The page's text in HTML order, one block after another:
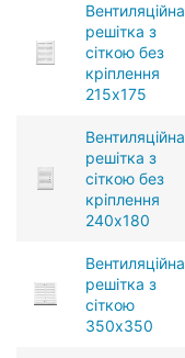
Вентиляційна
решітка з
сіткою без
кріплення
215x175
Вентиляційна
решітка з
сіткою без
кріплення
240x180
Вентиляційна
решітка з
сіткою
350x350